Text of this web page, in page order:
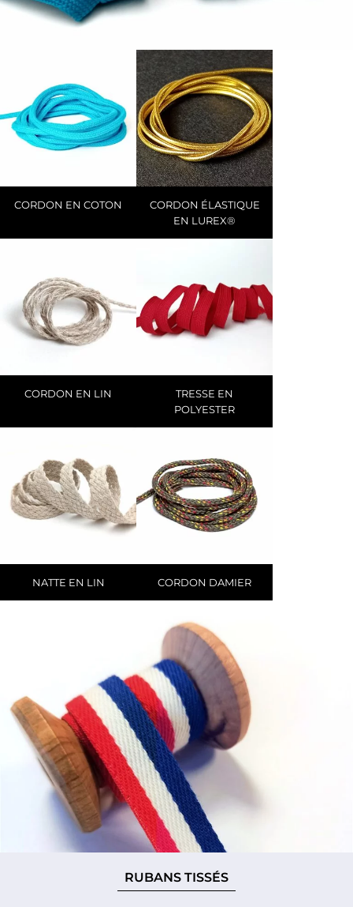
CORDON EN COTON
CORDON ÉLASTIQUE
EN LUREX®
CORDON EN LIN
TRESSE EN
POLYESTER
NATTE EN LIN CORDON DAMIER
RUBANS TISSÉS